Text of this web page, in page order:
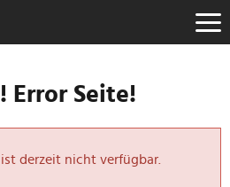
Error Seite!
derzeit nicht verfügbar.